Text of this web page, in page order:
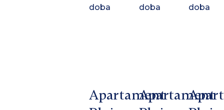
doba
doba
doba
ApartamentApartament